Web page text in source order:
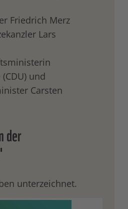
Friedrich Merz
Lars
und
Carsten
der
unterzeichnet.